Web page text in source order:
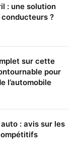
: une solution
?
sur cette
pour
l’automobile
: avis sur les